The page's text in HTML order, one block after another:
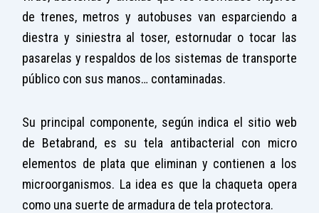
de trenes, metros y autobuses van esparciendo a
diestra y siniestra al toser, estornudar o tocar las
pasarelas y respaldos de los sistemas de transporte
público con sus manos… contaminadas.
Su principal componente, según indica el sitio web
de Betabrand, es su tela antibacterial con micro
elementos de plata que eliminan y contienen a los
microorganismos. La idea es que la chaqueta opera
como una suerte de armadura de tela protectora.